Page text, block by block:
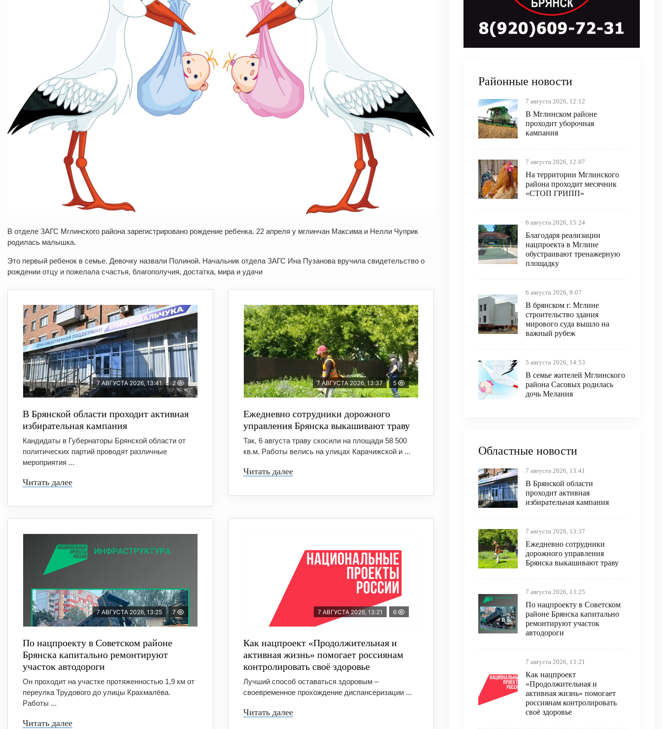
В отделе ЗАГС Мглинского района зарегистрировано рождение ребенка. 22 апреля у мглинчан Максима и Нелли Чуприк
родилась малышка.
Это первый ребенок в семье. Девочку назвали Полиной. Начальник отдела ЗАГС Ина Пузанова вручила свидетельство о
рождении отцу и пожелала счастья, благополучия, достатка, мира и удачи
7 АВГУСТА 2026, 13:41 2
В Брянской области проходит активная
избирательная кампания
Кандидаты в Губернаторы Брянской области от
политических партий проводят различные
мероприятия ...
Читать далее
7 АВГУСТА 2026, 13:37 5
Ежедневно сотрудники дорожного
управления Брянска выкашивают траву
Так, 6 августа траву скосили на площади 58 500
кв.м. Работы велись на улицах Карачижской и ...
Читать далее
7 АВГУСТА 2026, 13:25 7
По нацпроекту в Советском районе
Брянска капитально ремонтируют
участок автодороги
Он проходит на участке протяженностью 1,9 км от
переулка Трудового до улицы Крахмалёва.
Работы ...
Читать далее
7 АВГУСТА 2026, 13:21 6
Как нацпроект «Продолжительная и
активная жизнь» помогает россиянам
контролировать своё здоровье
Лучший способ оставаться здоровым –
своевременное прохождение диспансеризации ...
Читать далее
Районные новости
7 августа 2026, 12:12
В Мглинском районе
проходит уборочная
кампания
7 августа 2026, 12:07
На территории Мглинского
района проходит месячник
«СТОП ГРИПП»
6 августа 2026, 15:24
Благодаря реализации
нацпроекта в Мглине
обустраивают тренажерную
площадку
6 августа 2026, 9:07
В брянском г. Мглине
строительство здания
мирового суда вышло на
важный рубеж
5 августа 2026, 14:53
В семье жителей Мглинского
района Сасовых родилась
дочь Мелания
Областные новости
7 августа 2026, 13:41
В Брянской области
проходит активная
избирательная кампания
7 августа 2026, 13:37
Ежедневно сотрудники
дорожного управления
Брянска выкашивают траву
7 августа 2026, 13:25
По нацпроекту в Советском
районе Брянска капитально
ремонтируют участок
автодороги
7 августа 2026, 13:21
Как нацпроект
«Продолжительная и
активная жизнь» помогает
россиянам контролировать
своё здоровье